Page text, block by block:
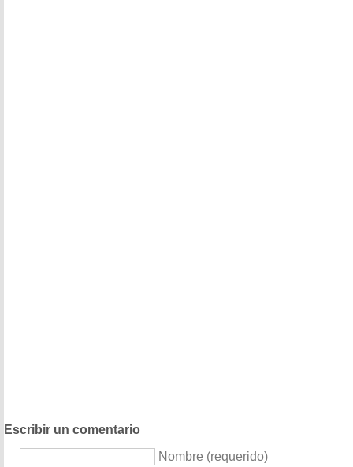
Escribir un comentario
Nombre (requerido)